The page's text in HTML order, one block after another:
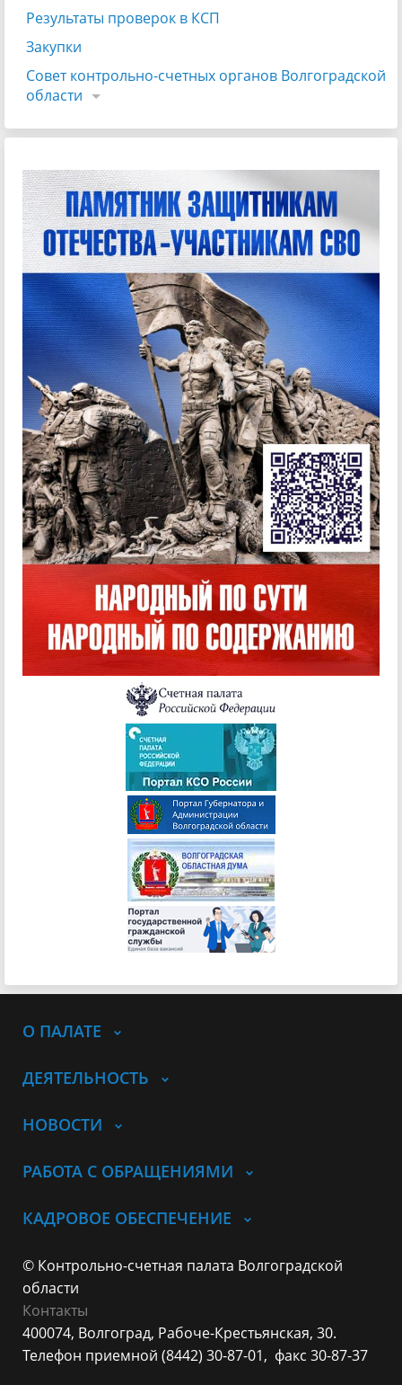
Результаты проверок в КСП
Закупки
Совет контрольно-счетных органов Волгоградской
области
О ПАЛАТЕ
ДЕЯТЕЛЬНОСТЬ
НОВОСТИ
РАБОТА С ОБРАЩЕНИЯМИ
КАДРОВОЕ ОБЕСПЕЧЕНИЕ
© Контрольно-счетная палата Волгоградской
области
Контакты
400074, Волгоград, Рабоче-Крестьянская, 30.
Телефон приемной (8442) 30-87-01, факс 30-87-37